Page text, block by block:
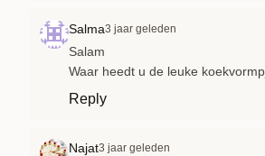
Salma3 jaar geleden
Salam
Waar heedt u de leuke
Reply
Najat3 jaar geleden